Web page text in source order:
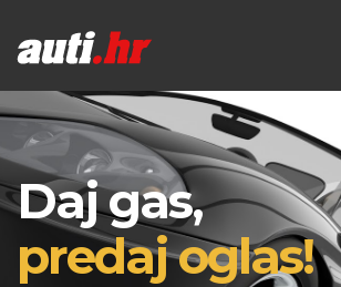
Daj gas,
predaj oglas!